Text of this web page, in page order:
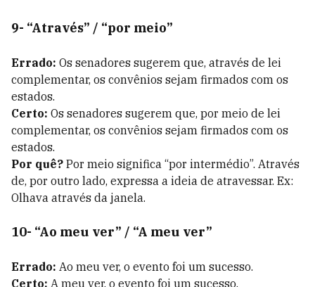
9- “Através” / “por meio”
Errado: Os senadores sugerem que, através de lei
complementar, os convênios sejam firmados com os
estados.
Certo: Os senadores sugerem que, por meio de lei
complementar, os convênios sejam firmados com os
estados.
Por quê? Por meio significa “por intermédio”. Através
de, por outro lado, expressa a ideia de atravessar. Ex:
Olhava através da janela.
10- “Ao meu ver” / “A meu ver”
Errado: Ao meu ver, o evento foi um sucesso.
Certo: A meu ver, o evento foi um sucesso.